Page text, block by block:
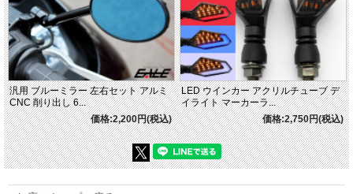
汎用 ブルーミラー 左右セット アルミ
CNC 削り出し 6...
価格:2,200円(税込)
LED ウインカー アクリルチューブ デ
イライト マーカーラ...
価格:2,750円(税込)